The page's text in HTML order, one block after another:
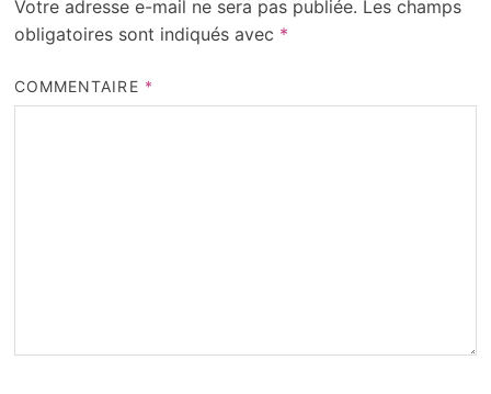
Votre adresse e-mail ne sera pas publiée. Les champs
obligatoires sont indiqués avec *
COMMENTAIRE *